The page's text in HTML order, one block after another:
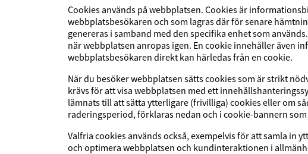
Cookies används på webbplatsen. Cookies är
webbplatsbesökaren och som lagras där för senare
genereras i samband med den specifika enhet som
när webbplatsen anropas igen. En cookie innehåller även
webbplatsbesökaren direkt kan härledas från en cookie.
När du besöker webbplatsen sätts cookies som är strikt
krävs för att visa webbplatsen med ett
lämnats till att sätta ytterligare (frivilliga) cookies eller om
raderingsperiod, förklaras nedan och i cookie-bannern
Valfria cookies används också, exempelvis för att samla in
och optimera webbplatsen och kundinteraktionen i